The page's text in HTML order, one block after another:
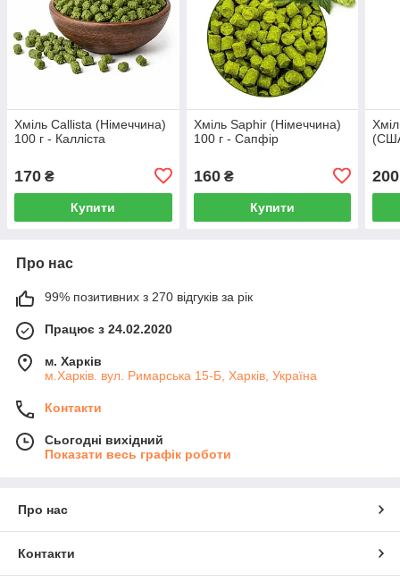
Хміль Callista (Німеччина)
100 г - Калліста
170 ₴
Купити
Хміль Saphir (Німеччина)
100 г - Сапфір
160₴
Купити
200
Про нас
99% позитивних з 270 відгуків за рік
Працює з 24.02.2020
м. Харків
м.Харків. вул. Римарська 15-Б, Харків, Україна
Контакти
Сьогодні вихідний
Показати весь графік роботи
Про нас
Контакти